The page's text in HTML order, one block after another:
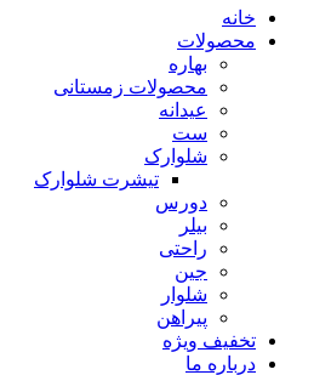
خانه
محصولات
بهاره
محصولات زمستانی
عیدانه
ست
شلوارک
تیشرت شلوارک
دورس
بیلر
راحتی
جین
شلوار
پیراهن
تخفیف ویژه
درباره ما